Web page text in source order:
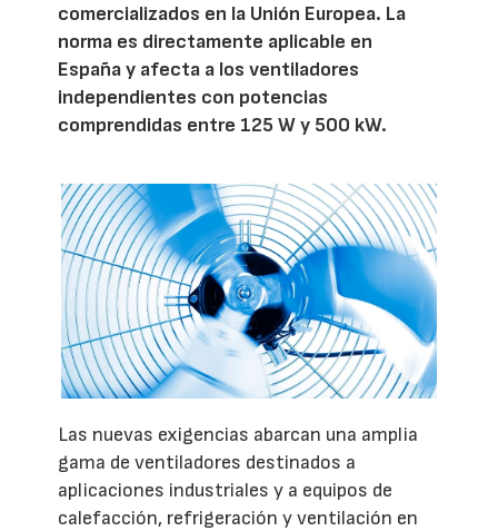
comercializados en la Unión Europea. La
norma es directamente aplicable en
España y afecta a los ventiladores
independientes con potencias
comprendidas entre 125 W y 500 kW.
Las nuevas exigencias abarcan una amplia
gama de ventiladores destinados a
aplicaciones industriales y a equipos de
calefacción, refrigeración y ventilación en